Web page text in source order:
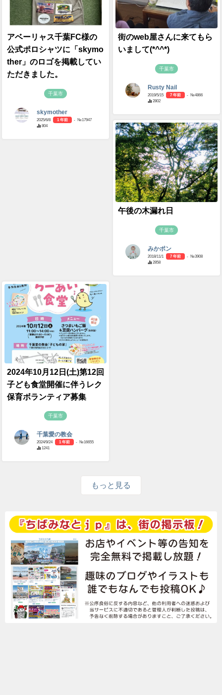
アベーリャス千葉FC様の
公式ポロシャツに「skymo
ther」のロゴを掲載してい
ただきました。
千葉市
skymother
2025/6/8 1 年前
- №17947
804
街のweb屋さんに来てもら
いまして(*^^*)
千葉市
Rusty Nail
2019/5/15 7 年前
- №4866
2802
午後の木漏れ日
千葉市
みかポン
2018/11/1 7 年前
- №3908
2858
2024年10月12日(土)第12回
子ども食堂開催に伴うレク
保育ボランティア募集
千葉市
千葉愛の教会
2024/9/24 1 年前
- №16655
1241
もっと見る